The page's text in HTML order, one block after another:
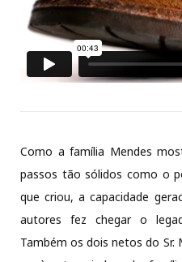
Como a família Mendes
passos tão sólidos como o
que criou, a capacidade
autores fez chegar o
Também os dois netos do Sr.